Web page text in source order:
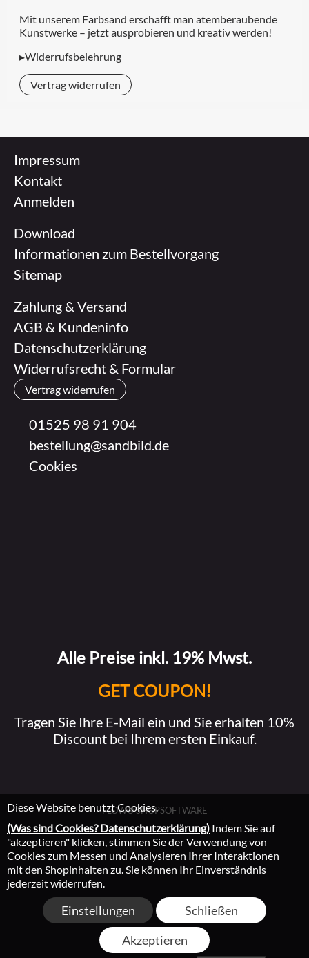
Diese Website benutzt Cookies.
(Was sind Cookies? Datenschutzerklärung) Indem Sie auf
"akzeptieren" klicken, stimmen Sie der Verwendung von
Cookies zum Messen und Analysieren Ihrer Interaktionen
mit den Shopinhalten zu. Sie können Ihr Einverständnis
jederzeit widerrufen.
Einstellungen
Schließen
Akzeptieren
Mit unserem Farbsand erschafft man atemberaubende
Kunstwerke – jetzt ausprobieren und kreativ werden!
▸Widerrufsbelehrung
Vertrag widerrufen
Impressum
Kontakt
Anmelden
Download
Informationen zum Bestellvorgang
Sitemap
Zahlung & Versand
AGB & Kundeninfo
Datenschutzerklärung
Widerrufsrecht & Formular
Vertrag widerrufen
01525 98 91 904
bestellung@sandbild.de
Cookies
Alle Preise inkl. 19% Mwst.
GET COUPON!
Tragen Sie Ihre E-Mail ein und Sie erhalten 10%
Discount bei Ihrem ersten Einkauf.
FLOW® SHOPSOFTWARE